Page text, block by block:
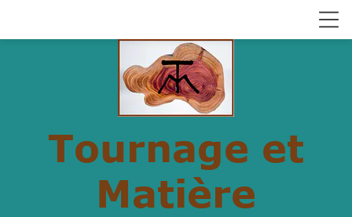
Tournage et
Matière